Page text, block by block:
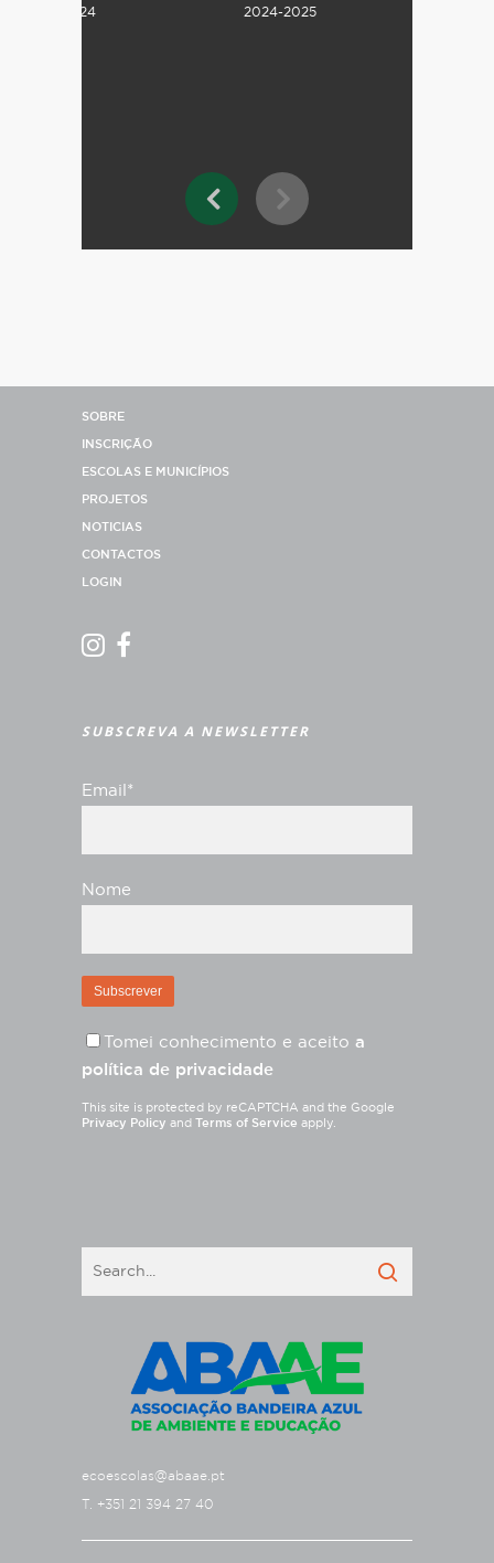
2023-2024 2024-2025
SOBRE
INSCRIÇÃO
ESCOLAS E MUNICÍPIOS
PROJETOS
NOTICIAS
CONTACTOS
LOGIN
SUBSCREVA A NEWSLETTER
Email*
Nome
Tomei conhecimento e aceito a
política de privacidade
This site is protected by reCAPTCHA and the Google
Privacy Policy and Terms of Service apply.
ecoescolas@abaae.pt
T. +351 21 394 27 40